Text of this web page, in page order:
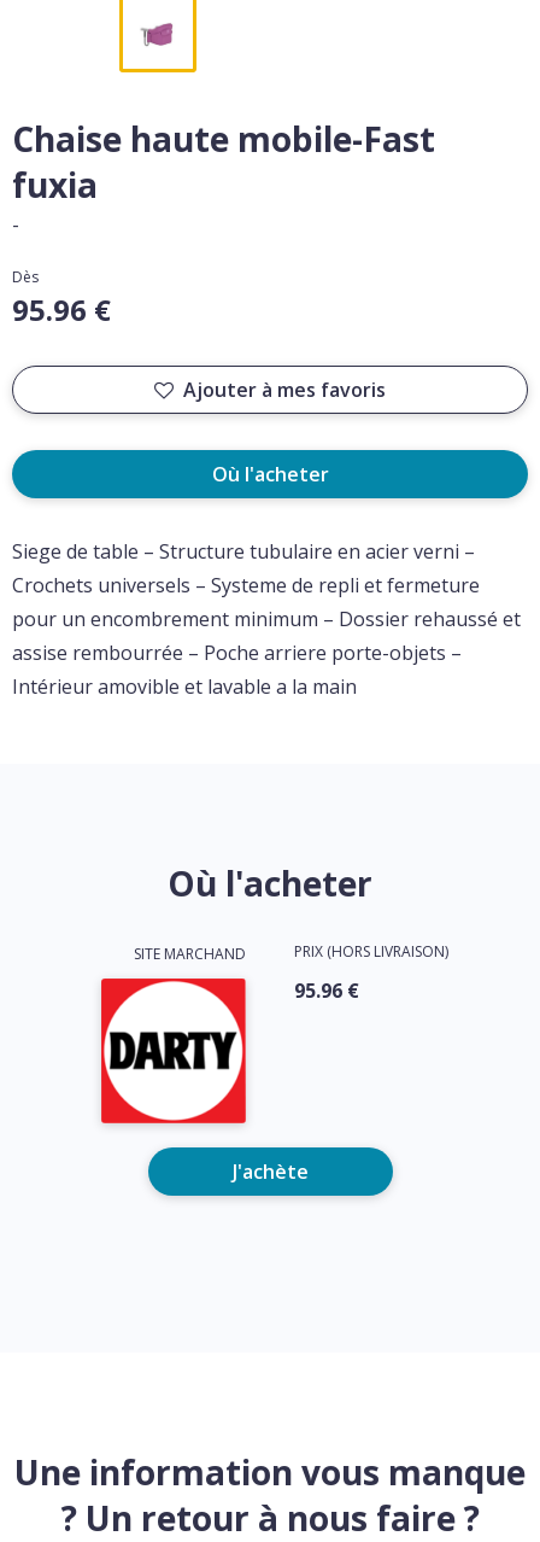
Chaise haute mobile-Fast
fuxia
-
Dès
95.96 €
Ajouter à mes favoris
Où l'acheter
Siege de table – Structure tubulaire en acier verni –
Crochets universels – Systeme de repli et fermeture
pour un encombrement minimum – Dossier rehaussé et
assise rembourrée – Poche arriere porte-objets –
Intérieur amovible et lavable a la main
Où l'acheter
SITE MARCHAND PRIX (HORS LIVRAISON)
95.96 €
J'achète
Une information vous manque
? Un retour à nous faire ?